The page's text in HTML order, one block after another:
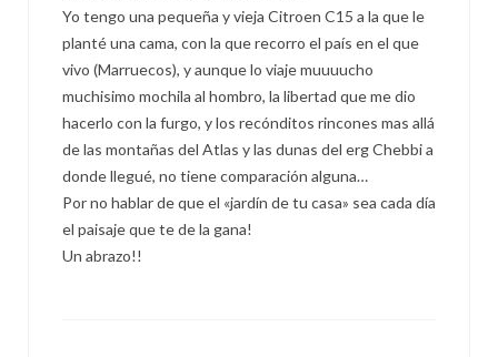
Yo tengo una pequeña y vieja Citroen C15 a la que le
planté una cama, con la que recorro el país en el que
vivo (Marruecos), y aunque lo viaje muuuucho
muchisimo mochila al hombro, la libertad que me dio
hacerlo con la furgo, y los recónditos rincones mas allá
de las montañas del Atlas y las dunas del erg Chebbi a
donde llegué, no tiene comparación alguna…
Por no hablar de que el «jardín de tu casa» sea cada día
el paisaje que te de la gana!
Un abrazo!!